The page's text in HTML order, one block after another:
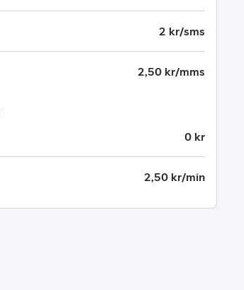
2 kr/sms
2,50 kr/mms
0 kr
2,50 kr/min